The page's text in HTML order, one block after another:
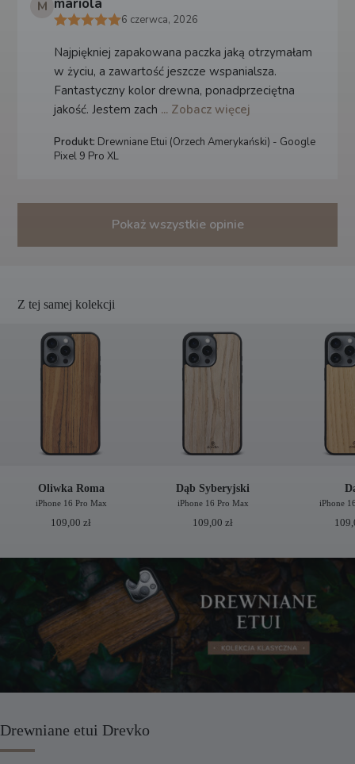
M
6 czerwca, 2026
Najpiękniej zapakowana paczka jaką otrzymałam
w życiu, a zawartość jeszcze wspanialsza.
Fantastyczny kolor drewna, ponadprzeciętna
jakość. Jestem zach ... Zobacz więcej
Produkt: Drewniane Etui (Orzech Amerykański) - Google
Pixel 9 Pro XL
Pokaż wszystkie opinie
Z tej samej kolekcji
Oliwka Roma
iPhone 16 Pro Max
109,00zł
Dąb Syberyjski
iPhone 16 Pro Max
109,00zł
iPhone
Drewniane etui Drevko